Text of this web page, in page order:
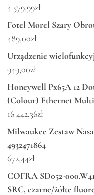
4 579,99zł
Fotel Morel Szary
489,00zł
Urządzenie
949,00zł
Honeywell Px65A 12
(Colour) Ethernet
16 442,36zł
Milwaukee Zestaw
4932471864
672,44zł
COFRA SD052-
SRC, czarne/żółte